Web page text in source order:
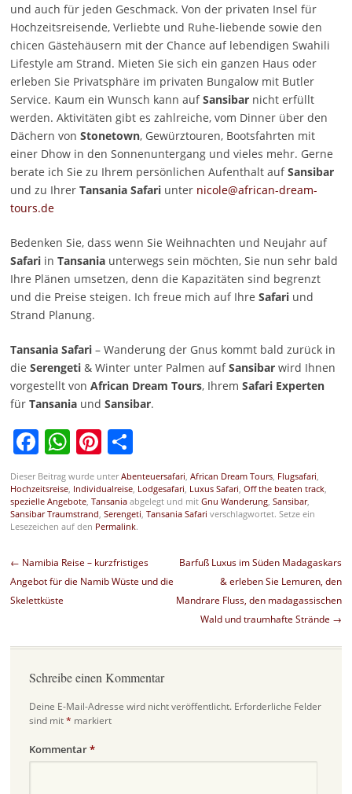
und auch für jeden Geschmack. Von der privaten Insel für
Hochzeitsreisende, Verliebte und Ruhe-liebende sowie den
chicen Gästehäusern mit der Chance auf lebendigen Swahili
Lifestyle am Strand. Mieten Sie sich ein ganzen Haus oder
erleben Sie Privatsphäre im privaten Bungalow mit Butler
Service. Kaum ein Wunsch kann aufSansibarnicht erfüllt
werden. Aktivitäten gibt es zahlreiche, vom Dinner über den
Dächern von Stonetown, Gewürztouren, Bootsfahrten mit
einer Dhow in den Sonnenuntergang und vieles mehr. Gerne
berate ich Sie zu Ihrem persönlichen Aufenthalt aufSansibar
und zu Ihrer Tansania Safari unter nicole@african-dream-
tours.de
Bedenken Sie, dass wenn Sie Weihnachten und Neujahr auf
Safariin Tansaniaunterwegs sein möchten, Sie nun sehr bald
Ihre Plänen umsetzen, denn die Kapazitäten sind begrenzt
und die Preise steigen. Ich freue mich auf Ihre Safariund
Strand Planung.
Tansania Safari– Wanderung der Gnus kommt bald zurück in
die Serengeti& Winter unter Palmen aufSansibarwird Ihnen
vorgestellt von African Dream Tours, Ihrem Safari Experten
für Tansaniaund Sansibar.
Facebook
WhatsApp
Pinterest
Teilen
Dieser Beitrag wurde unterAbenteuersafari African Dream Tours, Flugsafari
Hochzeitsreise, Individualreise, Lodgesafari Luxus Safari Off the beaten track,
spezielle Angebote, Tansaniaabgelegt und mit Gnu Wanderung, Sansibar,
Sansibar Traumstrand Serengeti Tansania Safari verschlagwortet. Setze ein
Lesezeichen auf den Permalink.
Beitragsnavigation
← Namibia Reise – kurzfristiges
Angebot für die Namib Wüste und die
Skelettküste
Barfuß Luxus im Süden Madagaskars
& erleben Sie Lemuren, den
Mandrare Fluss, den madagassischen
Wald und traumhafte Strände →
Schreibe einen Kommentar
Deine E-Mail-Adresse wird nicht veröffentlicht. Erforderliche Felder
sind mit* markiert
Kommentar*